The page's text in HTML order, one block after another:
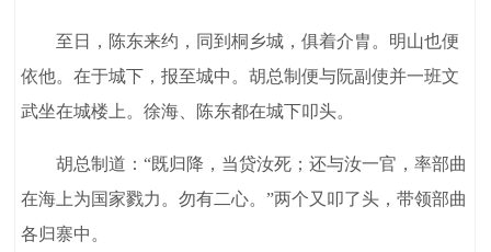
至日，陈东来约，同到桐乡城，俱着介胄。明山也便
依他。在于城下，报至城中。胡总制便与阮副使并一班文
武坐在城楼上。徐海、陈东都在城下叩头。
胡总制道：“既归降，当贷汝死；还与汝一官，率部曲
在海上为国家戮力。勿有二心。”两个又叩了头，带领部曲
各归寨中。